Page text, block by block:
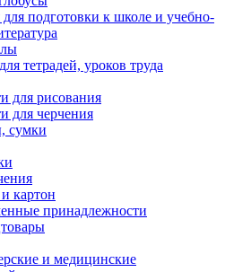
подготовки к школе и учебно-
тетрадей, уроков труда
для рисования
для черчения
сумки
картон
принадлежности
и медицинские